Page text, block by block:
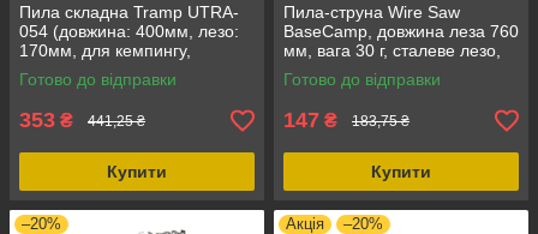
Пила складна Tramp UTRA-
054 (довжина: 400мм, лезо:
170мм, для кемпингу,
туристичні, вага: 230г)
Готово до відправки
353 ₴ 441,25 ₴
Купити
Пила-струна Wire Saw
BaseCamp, довжина леза 760
мм, вага 30 г, сталеве лезо,
гумова ручка, загальна
довжина 960 мм
Готово до відправки
147 ₴ 183,75 ₴
Купити
–20% Акція –20%